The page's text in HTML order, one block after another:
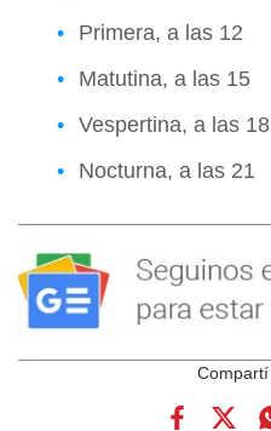
Primera, a las 12
Matutina, a las 15
Vespertina, a las 18
Nocturna, a las 21